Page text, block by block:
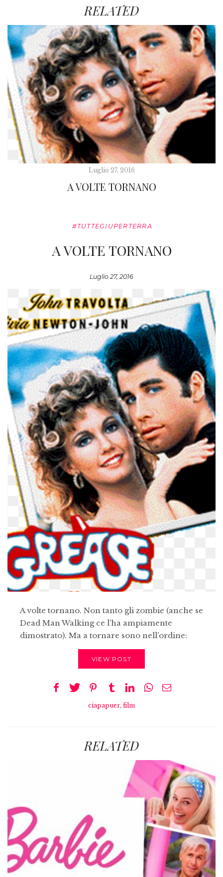
RELATED
Luglio 27, 2016
A VOLTE TORNANO
#TUTTEGIUPERTERRA
A VOLTE TORNANO
Luglio 27, 2016
A volte tornano. Non tanto gli zombie (anche se
Dead Man Walking ce l’ha ampiamente
dimostrato). Ma a tornare sono nell’ordine:
VIEW POST
ciapapuer, film
RELATED